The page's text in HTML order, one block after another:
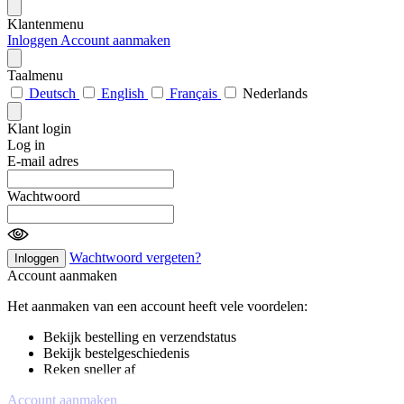
Klantenmenu
Inloggen Account aanmaken
Taalmenu
Deutsch
English Français Nederlands
Klant login
Log in
E-mail adres
Wachtwoord
Inloggen
Wachtwoord vergeten?
Account aanmaken
Het aanmaken van een account heeft vele voordelen:
Bekijk bestelling en verzendstatus
Bekijk bestelgeschiedenis
Reken sneller af
Account aanmaken